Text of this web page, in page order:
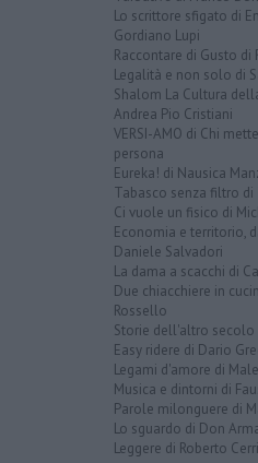
Lo scrittore sfigato di
Gordiano Lupi
Raccontare di Gusto di
Legalità e non solo di
Shalom La Cultura
Andrea Pio Cristiani
VERSI-AMO di Chi
persona
Eureka! di Nausica
Tabasco senza filtro di
Ci vuole un fisico di
Economia e territorio,
Daniele Salvadori
La dama a scacchi di
Due chiacchiere in
Rossello
Storie dell'altro secolo
Easy ridere di Dario
Legami d'amore di
Musica e dintorni di
Parole milonguere di
Lo sguardo di Don
Leggere di Roberto Cerri